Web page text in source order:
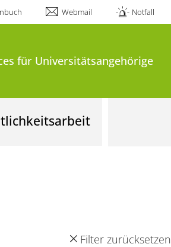
Webmail Notfall
für Universitätsangehörige
Filter zurücksetzen